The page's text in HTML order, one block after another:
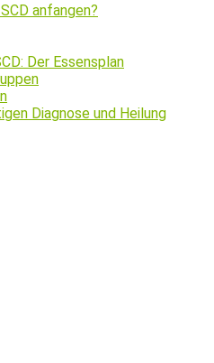
anfangen?
Der Essensplan
Diagnose und Heilung